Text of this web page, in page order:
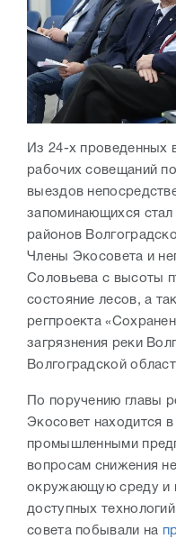
Из 24-х проведенных
рабочих совещаний
выездов
запоминающихся
районов
Члены Экосовета и
Соловьева с высоты
состояние лесов, а
регпроекта
загрязнения реки
Волгоградской
По поручению главы
Экосовет находится
промышленными
вопросам снижения
окружающую среду и
доступных
совета побывали на